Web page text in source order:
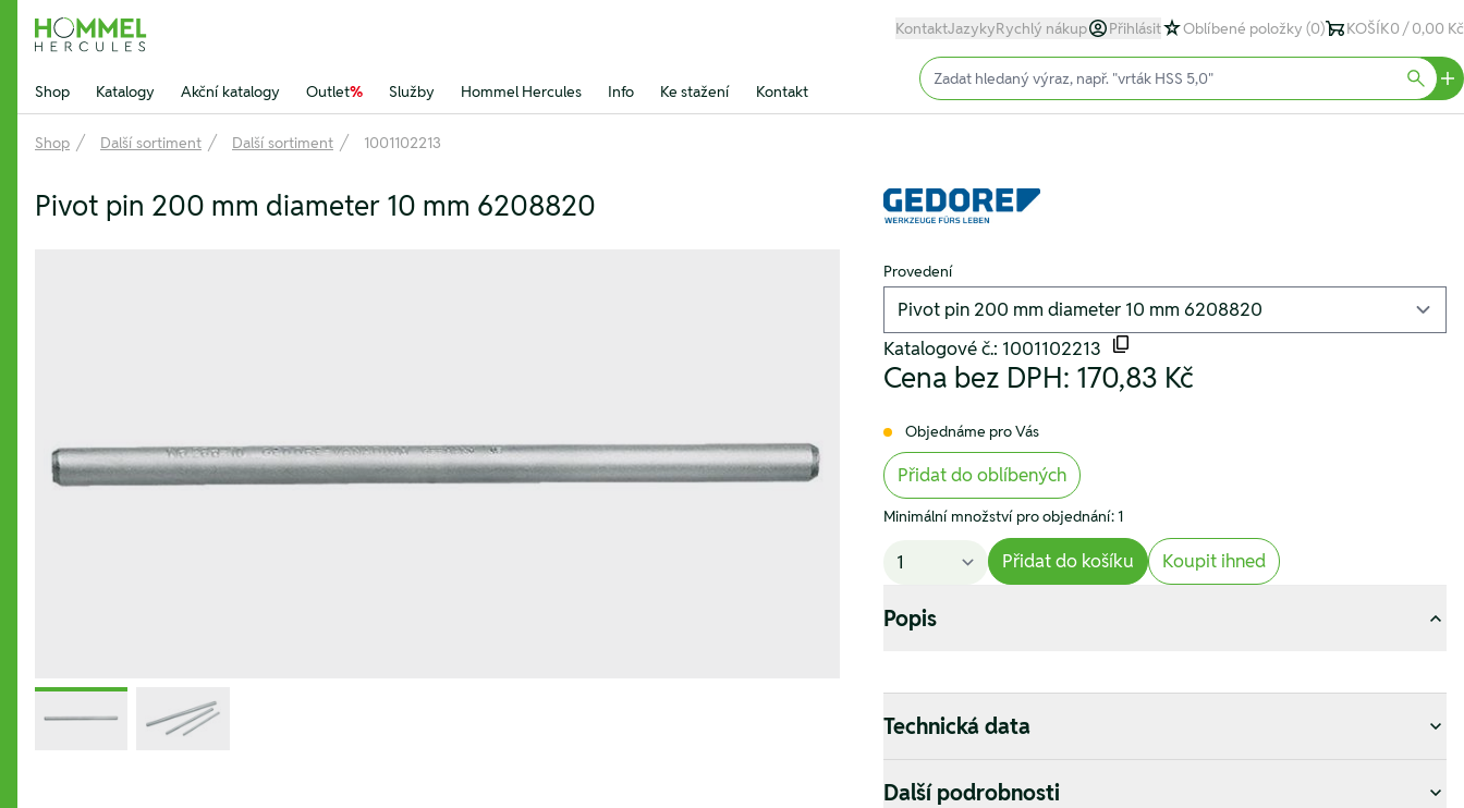
Hommel Hercules
KontaktJazykyRychlý nákup Přihlásit Oblíbené položky (0) KOŠÍK0 / 0,00 Kč
Shop Katalogy Akční katalogy Outlet% Služby Hommel Hercules Info Ke stažení Kontakt
Input (text)
Shop Další sortiment Další sortiment 1001102213
Pivot pin 200 mm diameter 10 mm 6208820
Provedení
Katalogové č.: 1001102213
Cena bez DPH: 170,83 Kč
Objednáme pro Vás
Přidat do oblíbených
Minimální množství pro objednání: 1
Přidat do košíku Koupit ihned
Popis
Technická data
Další podrobnosti